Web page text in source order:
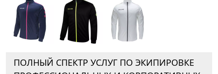
ПОЛНЫЙ СПЕКТР УСЛУГ ПО ЭКИПИРОВКЕ